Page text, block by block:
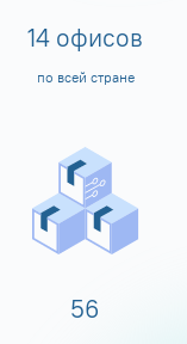
14 офисов
по всей стране
60